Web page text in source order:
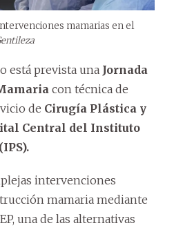
mamarias en el
está prevista una Jornada
con técnica de
de Cirugía Plástica y
Central del Instituto
intervenciones
mamaria mediante
una de las alternativas